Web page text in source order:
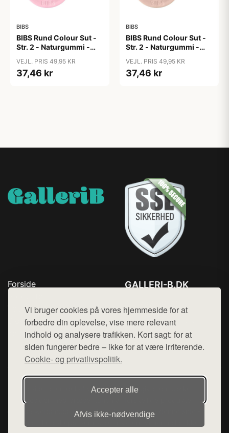
Vi bruger cookies på vores hjemmeside for at
forbedre din oplevelse, vise mere relevant
indhold og analysere trafikken. Kort sagt: for at
siden fungerer bedre – ikke for at være irriterende.
Cookie- og privatlivspolitik.
Accepter alle
Afvis ikke‑nødvendige
BIBS
BIBS Rund Colour Sut -
Str. 2 - Naturgummi -
Pink/Coral
VEJL. PRIS 49,95 KR
37,46 kr
BIBS
BIBS Rund Colour Sut -
Str. 2 - Naturgummi -
Blush/Woodchuck
VEJL. PRIS 49,95 KR
37,46 kr
Forside
Top Rabatter
Blog
Kontakt
GALLERI-B.DK
Mail: hej@want.dk
Cookie- og privatlivspolitik
Denne side er en del af want.dk, der udgiver en række
hjemmesider med præsentation af forskellige produkter fra
diverse webshops. Der sælges ikke varer fra denne side - vi
henviser til de shops, som sælger varen. Vi har heller ikke